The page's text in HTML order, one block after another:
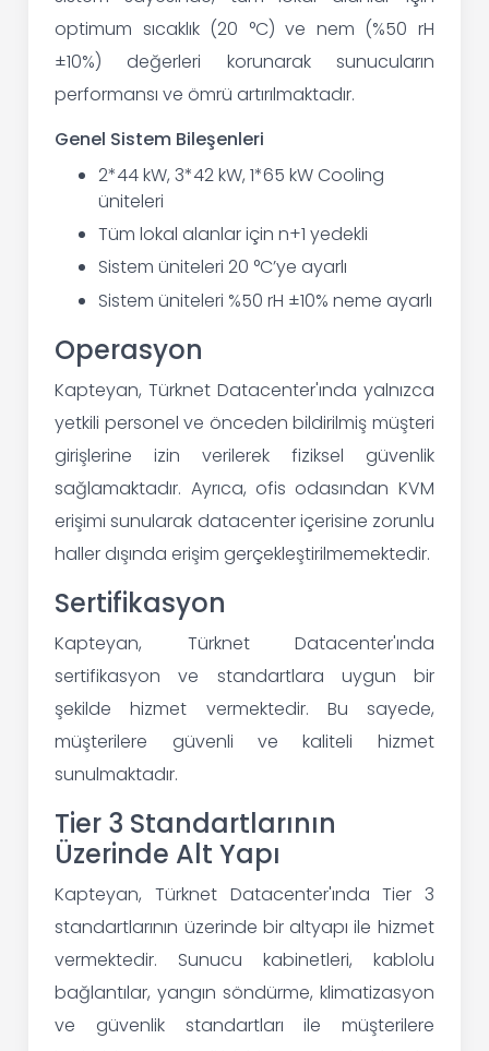
optimum sıcaklık (20 °C) ve nem (%50 rH
±10%) değerleri korunarak sunucuların
performansı ve ömrü artırılmaktadır.
Genel Sistem Bileşenleri
2*44 kW, 3*42 kW, 1*65 kW Cooling
üniteleri
Tüm lokal alanlar için n+1 yedekli
Sistem üniteleri 20 °C’ye ayarlı
Sistem üniteleri %50 rH ±10% neme ayarlı
Operasyon
Kapteyan, Türknet Datacenter'ında yalnızca
yetkili personel ve önceden bildirilmiş müşteri
girişlerine izin verilerek fiziksel güvenlik
sağlamaktadır. Ayrıca, ofis odasından KVM
erişimi sunularak datacenter içerisine zorunlu
haller dışında erişim gerçekleştirilmemektedir.
Sertifikasyon
Kapteyan, Türknet Datacenter'ında
sertifikasyon ve standartlara uygun bir
şekilde hizmet vermektedir. Bu sayede,
müşterilere güvenli ve kaliteli hizmet
sunulmaktadır.
Tier 3 Standartlarının
Üzerinde Alt Yapı
Kapteyan, Türknet Datacenter'ında Tier 3
standartlarının üzerinde bir altyapı ile hizmet
vermektedir. Sunucu kabinetleri, kablolu
bağlantılar, yangın söndürme, klimatizasyon
ve güvenlik standartları ile müşterilere